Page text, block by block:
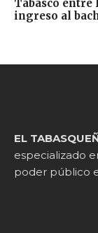
Tabasco entre
ingreso al
EL
especializado
poder público